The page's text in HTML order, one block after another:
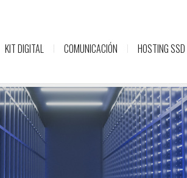
KIT DIGITAL COMUNICACIÓN HOSTING SSD